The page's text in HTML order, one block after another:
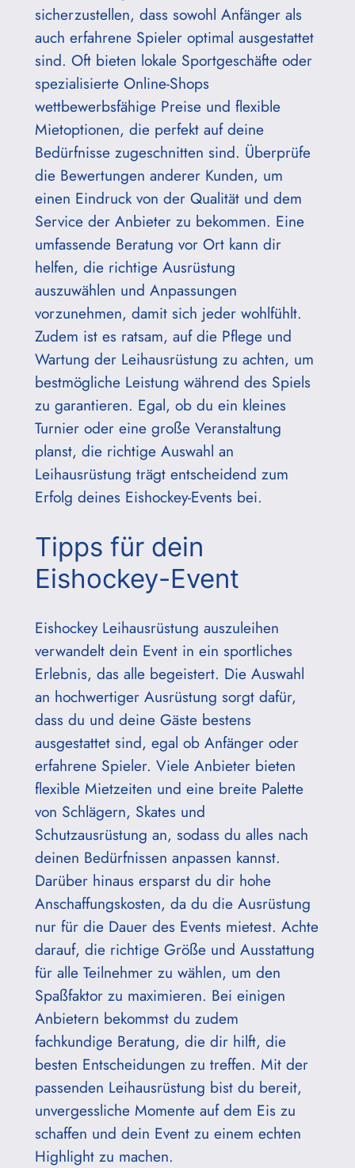
sicherzustellen, dass sowohl Anfänger als
auch erfahrene Spieler optimal ausgestattet
sind. Oft bieten lokale Sportgeschäfte oder
spezialisierte Online-Shops
wettbewerbsfähige Preise und flexible
Mietoptionen, die perfekt auf deine
Bedürfnisse zugeschnitten sind. Überprüfe
die Bewertungen anderer Kunden, um
einen Eindruck von der Qualität und dem
Service der Anbieter zu bekommen. Eine
umfassende Beratung vor Ort kann dir
helfen, die richtige Ausrüstung
auszuwählen und Anpassungen
vorzunehmen, damit sich jeder wohlfühlt.
Zudem ist es ratsam, auf die Pflege und
Wartung der Leihausrüstung zu achten, um
bestmögliche Leistung während des Spiels
zu garantieren. Egal, ob du ein kleines
Turnier oder eine große Veranstaltung
planst, die richtige Auswahl an
Leihausrüstung trägt entscheidend zum
Erfolg deines Eishockey-Events bei.
Tipps für dein
Eishockey-Event
Eishockey Leihausrüstung auszuleihen
verwandelt dein Event in ein sportliches
Erlebnis, das alle begeistert. Die Auswahl
an hochwertiger Ausrüstung sorgt dafür,
dass du und deine Gäste bestens
ausgestattet sind, egal ob Anfänger oder
erfahrene Spieler. Viele Anbieter bieten
flexible Mietzeiten und eine breite Palette
von Schlägern, Skates und
Schutzausrüstung an, sodass du alles nach
deinen Bedürfnissen anpassen kannst.
Darüber hinaus ersparst du dir hohe
Anschaffungskosten, da du die Ausrüstung
nur für die Dauer des Events mietest. Achte
darauf, die richtige Größe und Ausstattung
für alle Teilnehmer zu wählen, um den
Spaßfaktor zu maximieren. Bei einigen
Anbietern bekommst du zudem
fachkundige Beratung, die dir hilft, die
besten Entscheidungen zu treffen. Mit der
passenden Leihausrüstung bist du bereit,
unvergessliche Momente auf dem Eis zu
schaffen und dein Event zu einem echten
Highlight zu machen.